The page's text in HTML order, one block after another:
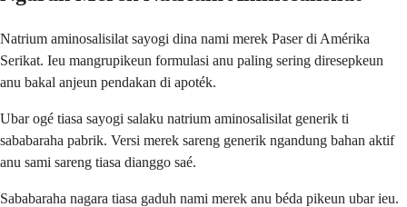
Natrium aminosalisilat sayogi dina nami merek Paser di Amérika
Serikat. Ieu mangrupikeun formulasi anu paling sering diresepkeun
anu bakal anjeun pendakan di apoték.
Ubar ogé tiasa sayogi salaku natrium aminosalisilat generik ti
sababaraha pabrik. Versi merek sareng generik ngandung bahan aktif
anu sami sareng tiasa dianggo saé.
Sababaraha nagara tiasa gaduh nami merek anu béda pikeun ubar ieu.